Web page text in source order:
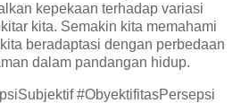
kepekaan terhadap variasi
kita. Semakin kita memahami
beradaptasi dengan perbedaan
dalam pandangan hidup.
#ObyektifitasPersepsi